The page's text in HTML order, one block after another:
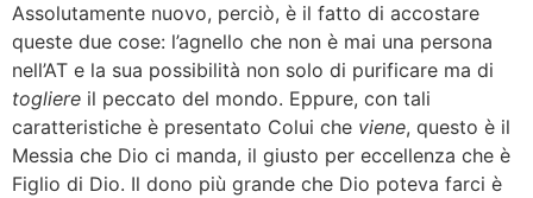
Assolutamente nuovo, perciò, è il fatto di accostare
queste due cose: l’agnello che non è mai una persona
nell’AT e la sua possibilità non solo di purificare ma di
togliere il peccato del mondo. Eppure, con tali
caratteristiche è presentato Colui che viene, questo è il
Messia che Dio ci manda, il giusto per eccellenza che è
Figlio di Dio. Il dono più grande che Dio poteva farci è